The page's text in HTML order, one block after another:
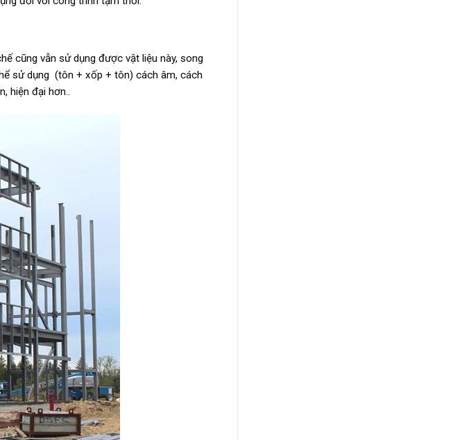
cũng vẫn sử dụng được vật liệu này, song
sử dụng (tôn + xốp + tôn) cách âm, cách
hiện đại hơn..